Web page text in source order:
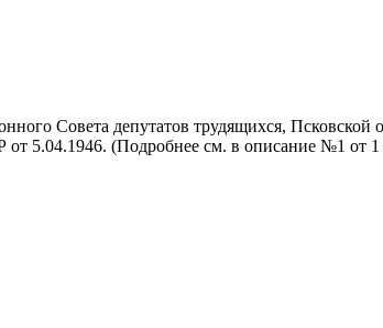
Совета депутатов трудящихся,
5.04.1946. (Подробнее см. в описание №1 от